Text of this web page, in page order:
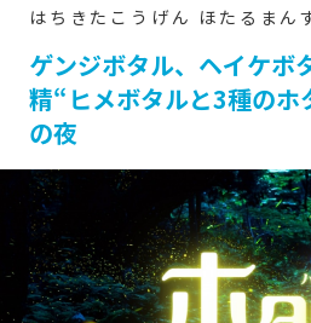
香
美
町
公
式
観
光
サ
イ
ト
-
ゲンジボタル、ヘイケボ
精“ヒメボタルと3種のホ
の夜